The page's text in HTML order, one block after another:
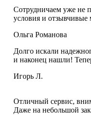
Сотрудничаем уже не
условия и
Ольга Романова
Долго искали
и наконец нашли!
Игорь Л.
Отличный сервис,
Даже на небольшой